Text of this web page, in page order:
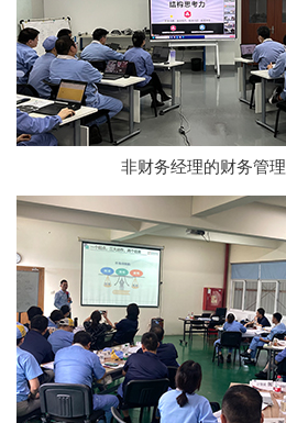
非财务经理的财务管理